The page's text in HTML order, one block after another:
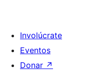
Involúcrate
Eventos
Donar ↗